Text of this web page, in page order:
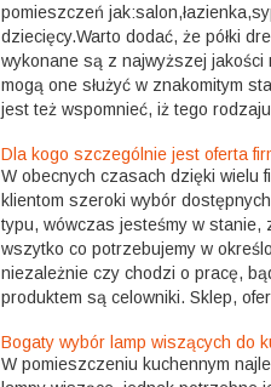
pomieszczeń
dziecięcy.Warto dodać, że półki
wykonane są z najwyższej jakości
mogą one służyć w znakomitym
jest też wspomnieć, iż tego
Dla kogo szczególnie jest oferta
W obecnych czasach dzięki wielu
klientom szeroki wybór
typu, wówczas jesteśmy w stanie,
wszytko co potrzebujemy w
niezależnie czy chodzi o pracę,
produktem są celowniki. Sklep,
Bogaty wybór lamp wiszących do
W pomieszczeniu kuchennym